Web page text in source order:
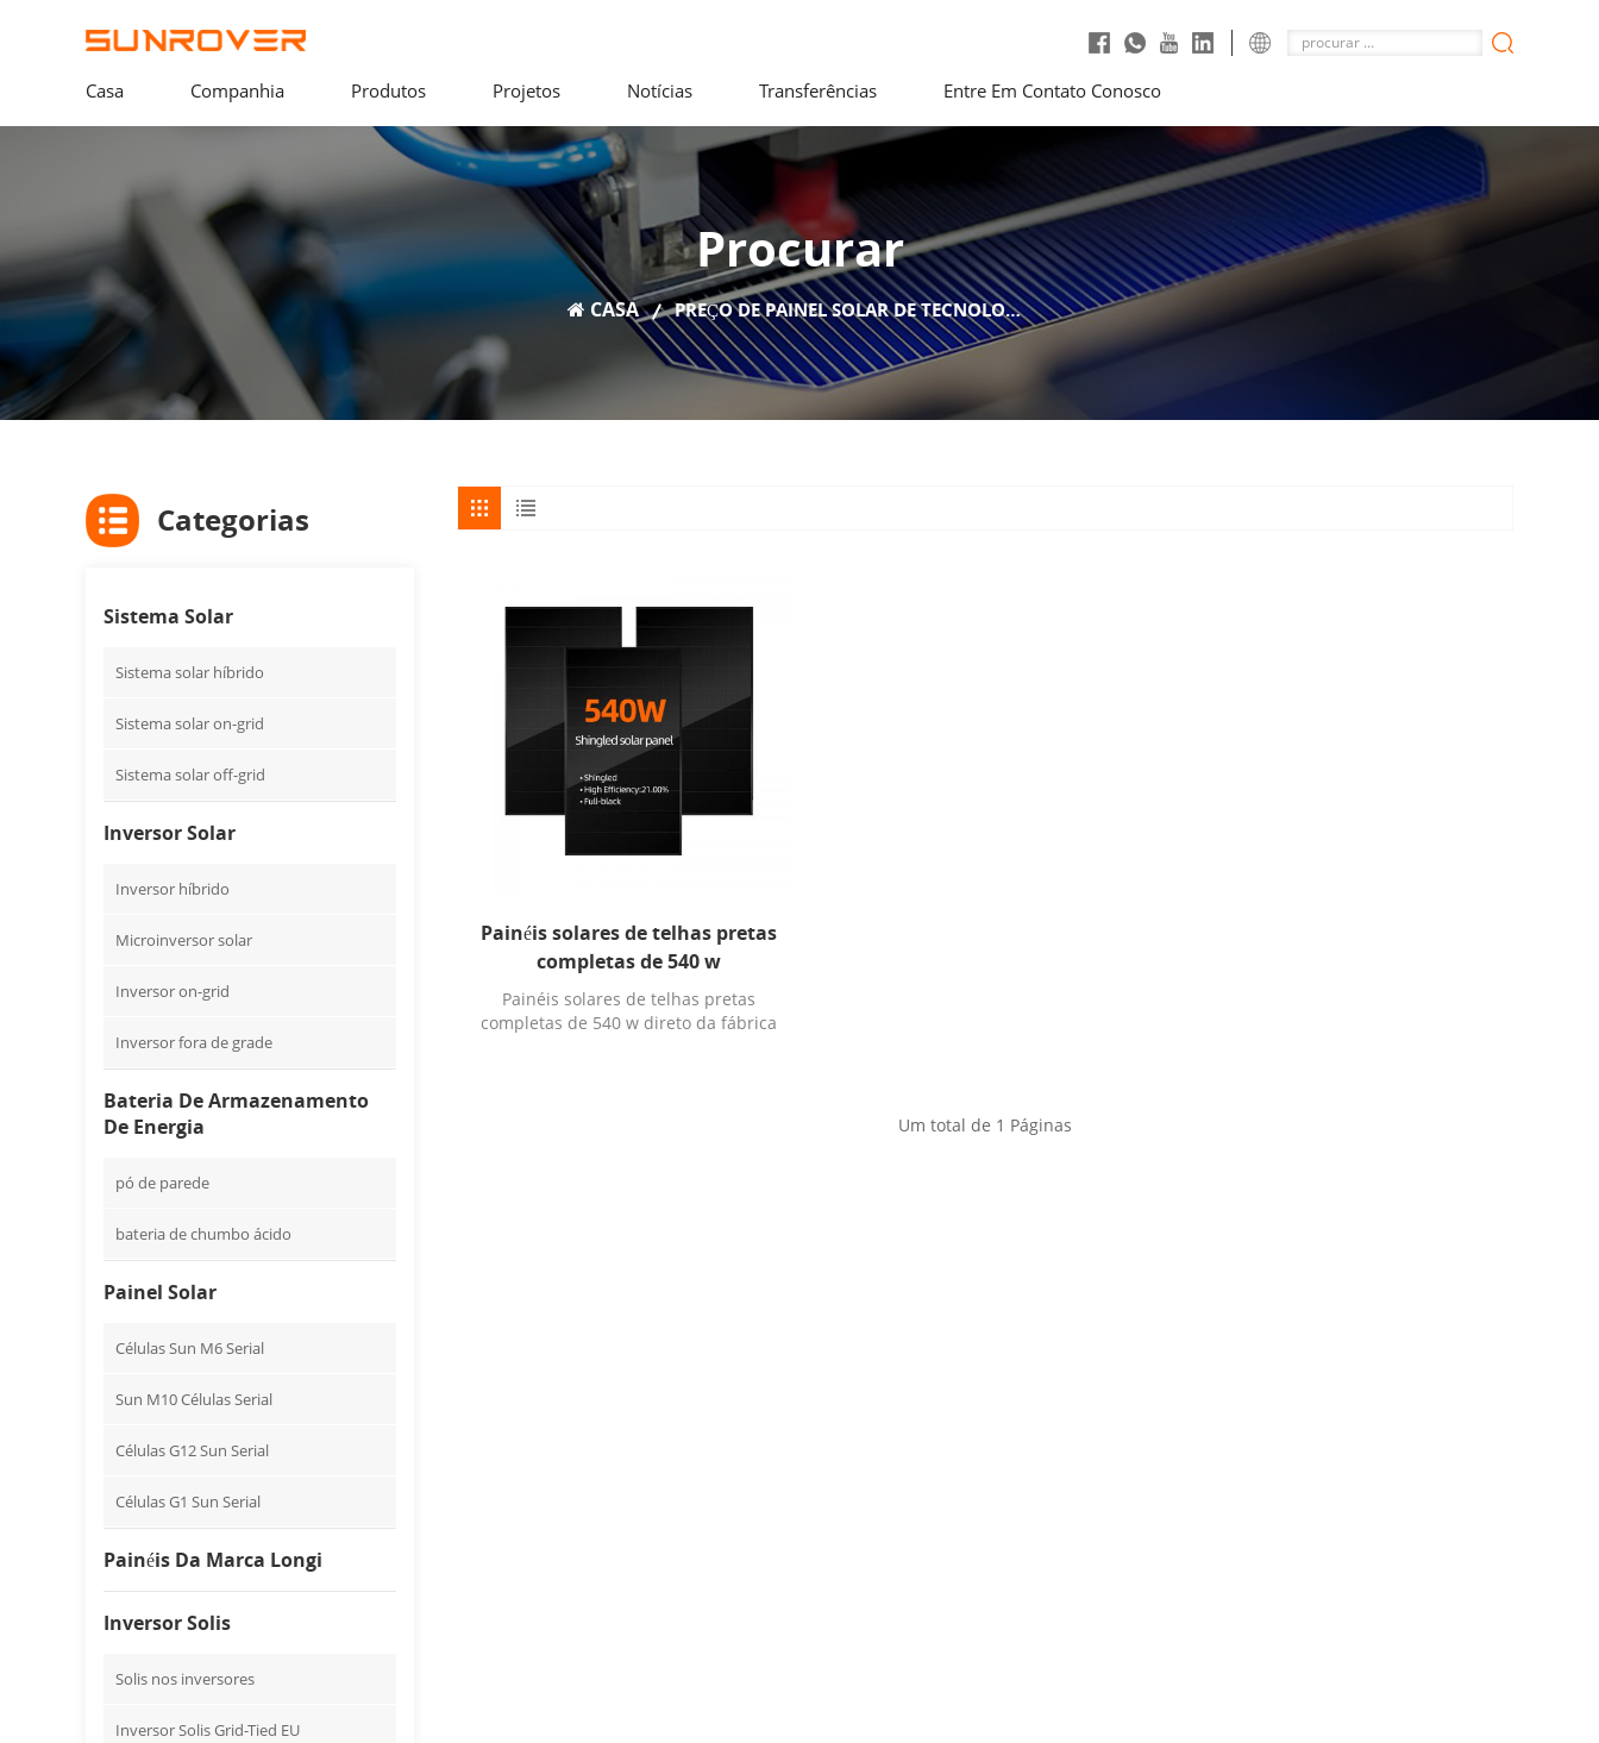
Casa Companhia Produtos Projetos Notícias Transferências Entre Em Contato Conosco
Procurar
CASA PREÇO DE PAINEL SOLAR DE TECNOLOGIA DE TELHAS 560W
Painéis solares de telhas pretas
completas de 540 w
Painéis solares de telhas pretas
completas de 540 w direto da fábrica
Um total de 1 Páginas
Categorias
Sistema Solar
Sistema solar híbrido
Sistema solar on-grid
Sistema solar off-grid
Inversor Solar
Inversor híbrido
Microinversor solar
Inversor on-grid
Inversor fora de grade
Bateria De Armazenamento
De Energia
pó de parede
bateria de chumbo ácido
Painel Solar
Células Sun M6 Serial
Sun M10 Células Serial
Células G12 Sun Serial
Células G1 Sun Serial
Painéis Da Marca Longi
Inversor Solis
Solis nos inversores
Inversor Solis Grid-Tied EU